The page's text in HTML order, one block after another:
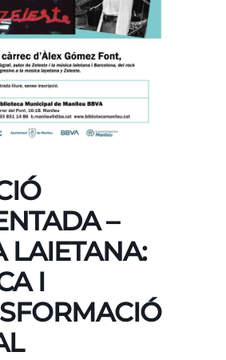
–
LAIETANA:
I